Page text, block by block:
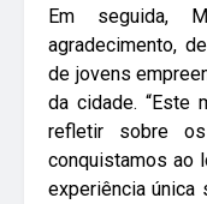
Em seguida,
agradecimento,
de jovens
da cidade. “Este
refletir sobre
conquistamos ao
experiência única